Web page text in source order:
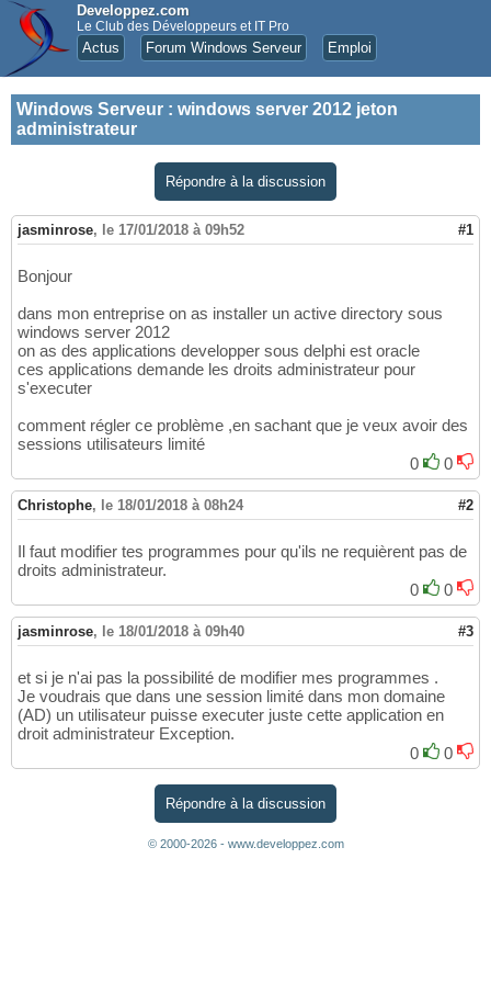
Developpez.com
Le Club des Développeurs et IT Pro
Actus Forum Windows Serveur Emploi
Windows Serveur : windows server 2012 jeton
administrateur
Répondre à la discussion
jasminrose, le 17/01/2018 à 09h52 #1
Bonjour
dans mon entreprise on as installer un active directory sous
windows server 2012
on as des applications developper sous delphi est oracle
ces applications demande les droits administrateur pour
s'executer
comment régler ce problème ,en sachant que je veux avoir des
sessions utilisateurs limité
0
0
Christophe, le 18/01/2018 à 08h24 #2
Il faut modifier tes programmes pour qu'ils ne requièrent pas de
droits administrateur.
0
0
jasminrose, le 18/01/2018 à 09h40 #3
et si je n'ai pas la possibilité de modifier mes programmes .
Je voudrais que dans une session limité dans mon domaine
(AD) un utilisateur puisse executer juste cette application en
droit administrateur Exception.
0
0
Répondre à la discussion
© 2000-2026 - www.developpez.com